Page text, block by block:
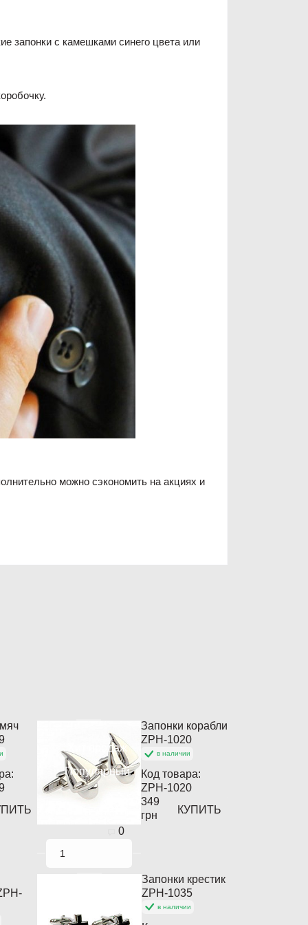
запонки с камешками синего цвета или
можно сэкономить на акциях и
Хит продаж
Популярный
0
Запонки корабли
ZPH-1020
в наличии
Код товара:
ZPH-1020
349
грн
КУПИТЬ
Запонки крестик
ZPH-1035
в наличии